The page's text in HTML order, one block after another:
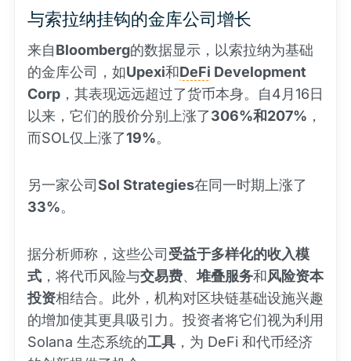
与索拉纳挂钩的金库公司增长
来自Bloomberg的数据显示，以索拉纳为基础
的金库公司，如Upexi和DeFi Development
Corp ，其表现远远超过了货币本身。自4月16日
以来，它们的股价分别上涨了306%和207% ，
而SOL仅上涨了19%。
另一家公司Sol Strategies在同一时期上涨了
33%。
据分析师称，这些公司受益于多样化的收入模
式 ，将代币风险与交易费、堆叠服务和风险资本
投资相结合。此外，机构对区块链基础设施兴趣
的增加使其更具吸引力。投资者将它们视为利用
Solana 生态系统的工具 ，为 DeFi 和代币经济